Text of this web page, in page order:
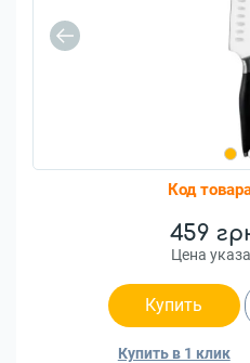
Код
459
Цена
Купить
Купить в 1 клик